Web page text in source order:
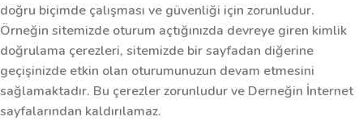
doğru biçimde çalışması ve güvenliği için zorunludur.
Örneğin sitemizde oturum açtığınızda devreye giren kimlik
doğrulama çerezleri, sitemizde bir sayfadan diğerine
geçişinizde etkin olan oturumunuzun devam etmesini
sağlamaktadır. Bu çerezler zorunludur ve Derneğin İnternet
sayfalarından kaldırılamaz.